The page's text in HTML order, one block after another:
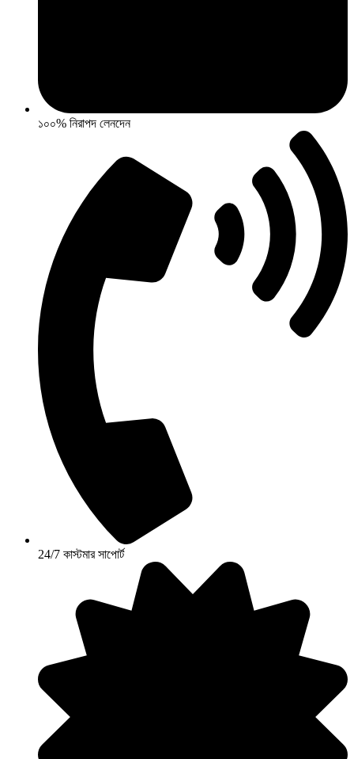
১০০% নিরাপদ লেনদেন
24/7 কাস্টমার সাপোর্ট